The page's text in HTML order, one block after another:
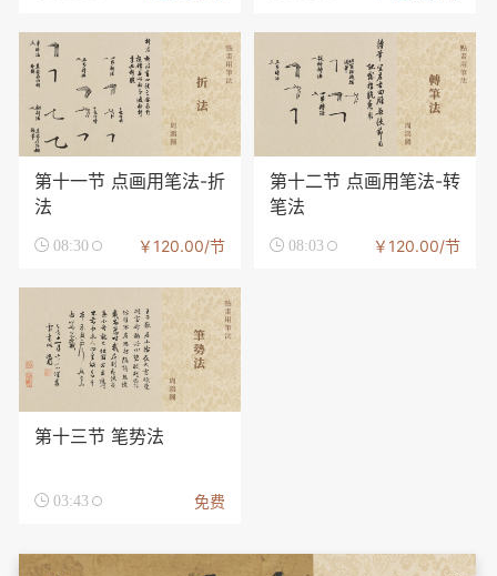
第十一节 点画用笔法-折
法
 08:30 ￥120.00/节
第十二节 点画用笔法-转
笔法
 08:03 ￥120.00/节
第十三节 笔势法
 03:43 免费